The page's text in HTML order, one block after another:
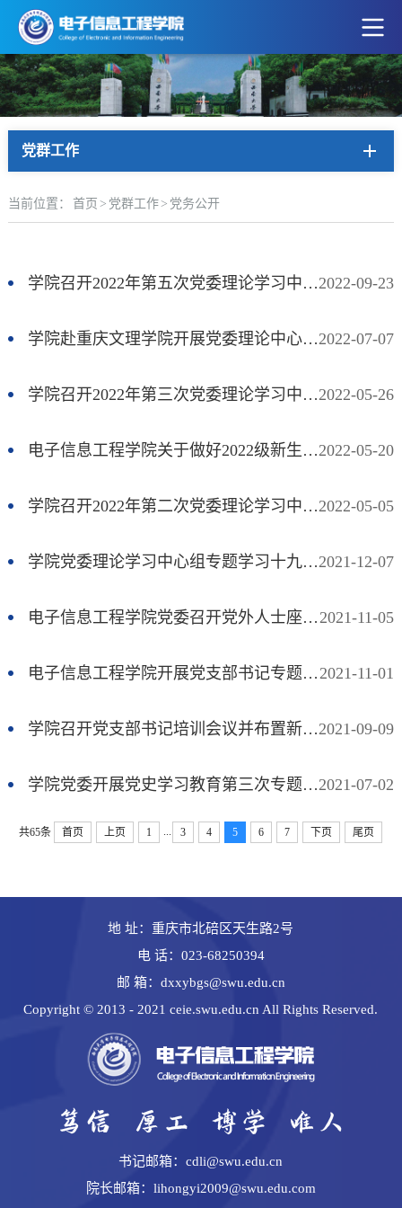
党群工作
当前位置： 首页 > 党群工作> 党务公开
2022-09-23
学院召开2022年第五次党委理论学习中心组学习会暨党支部书记工作例会
2022-07-07
学院赴重庆文理学院开展党委理论中心组学习
2022-05-26
学院召开2022年第三次党委理论学习中心组学习会
2022-05-20
电子信息工程学院关于做好2022级新生党员组织关系转接工作的通知
2022-05-05
学院召开2022年第二次党委理论学习中心组学习会
2021-12-07
学院党委理论学习中心组专题学习十九届六中全会精神
2021-11-05
电子信息工程学院党委召开党外人士座谈会
2021-11-01
电子信息工程学院开展党支部书记专题培训会
2021-09-09
学院召开党支部书记培训会议并布置新学期党建工作
2021-07-02
学院党委开展党史学习教育第三次专题学习研讨
共65条 首页 上页 1 3 4 5 6 7 下页 尾页
地 址：重庆市北碚区天生路2号
电 话：023-68250394
邮 箱：dxxybgs@swu.edu.cn
Copyright © 2013 - 2021 ceie.swu.edu.cn All Rights Reserved.
书记邮箱：cdli@swu.edu.cn
院长邮箱：lihongyi2009@swu.edu.com